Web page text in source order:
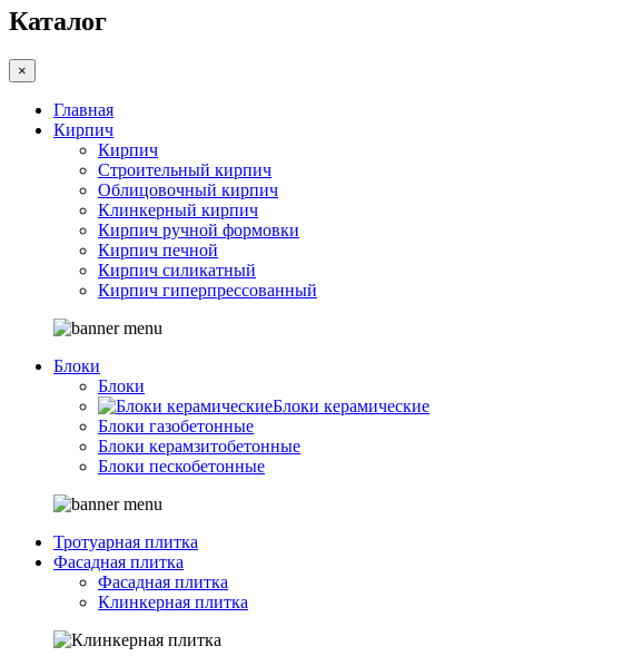
Каталог
×
Главная
Кирпич
Кирпич
Строительный кирпич
Облицовочный кирпич
Клинкерный кирпич
Кирпич ручной формовки
Кирпич печной
Кирпич силикатный
Кирпич гиперпрессованный
Блоки
Блоки
Блоки керамические
Блоки газобетонные
Блоки керамзитобетонные
Блоки пескобетонные
Тротуарная плитка
Фасадная плитка
Фасадная плитка
Клинкерная плитка